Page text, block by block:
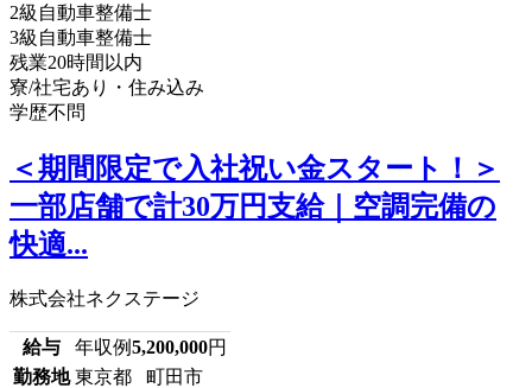
2級自動車整備士
3級自動車整備士
残業20時間以内
寮/社宅あり・住み込み
学歴不問
＜期間限定で入社祝い金スタート！＞
一部店舗で計30万円支給｜空調完備の
快適...
株式会社ネクステージ
給与 年収例5,200,000円
勤務地 東京都 町田市